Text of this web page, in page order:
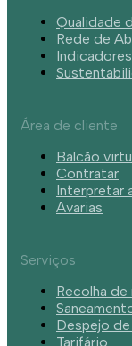
Qualidade
Rede de
Indicadores
Área de cliente
Balcão
Contratar
Interpretar
Avarias
Serviços
Recolha
Despejo
Tarifário